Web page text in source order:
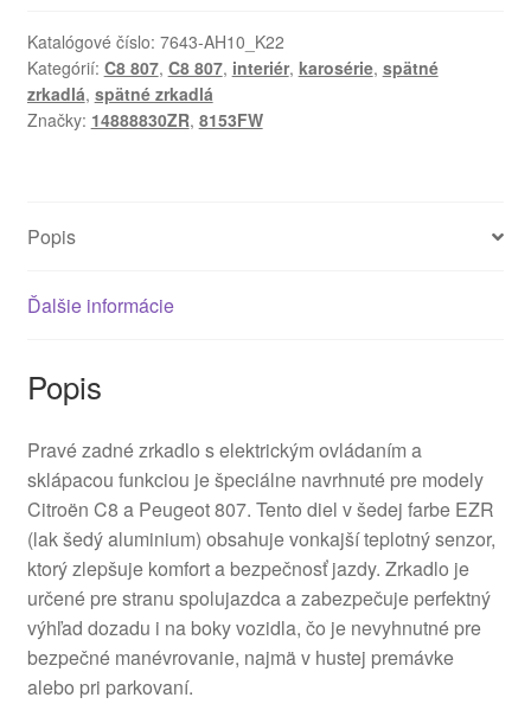
Katalógové číslo: 7643-AH10_K22
Kategórií: C8 807, C8 807, interiér, karosérie, spätné
zrkadlá, spätné zrkadlá
Značky: 14888830ZR, 8153FW
Popis
Ďalšie informácie
Popis
Pravé zadné zrkadlo s elektrickým ovládaním a
sklápacou funkciou je špeciálne navrhnuté pre modely
Citroën C8 a Peugeot 807. Tento diel v šedej farbe EZR
(lak šedý aluminium) obsahuje vonkajší teplotný senzor,
ktorý zlepšuje komfort a bezpečnosť jazdy. Zrkadlo je
určené pre stranu spolujazdca a zabezpečuje perfektný
výhľad dozadu i na boky vozidla, čo je nevyhnutné pre
bezpečné manévrovanie, najmä v hustej premávke
alebo pri parkovaní.